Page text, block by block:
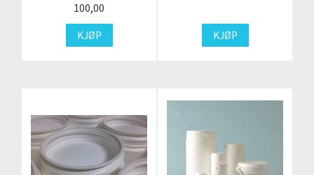
100,00
KJØP KJØP